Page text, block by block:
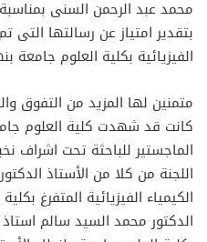
محمد عبد الرحمن السنى
بتقدير امتياز عن رسالتها التى
الفيزيائية بكلية العلوم جامعة
متمنين لها المزيد من التفوق
كانت قد شهدت كلية العلوم
الماجستير للباحثة تحت اشراف
اللجنة من كلا من الأستاذ
الكيمياء الفيزيائية المتفرغ
الدكتور محمد السيد سالم استاذ